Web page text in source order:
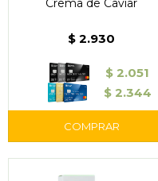
Crema de Caviar
$ 2.930
$ 2.051
$ 2.344